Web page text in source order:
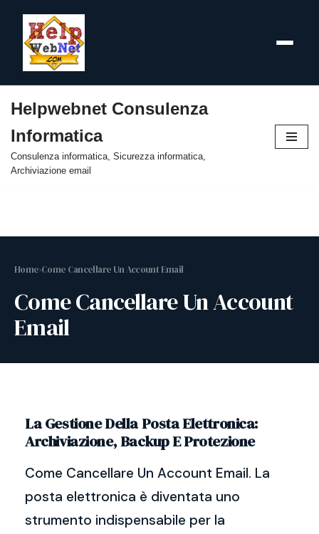
al
contenuto
Helpwebnet Consulenza
Informatica
Consulenza informatica, Sicurezza informatica,
Archiviazione email
Home›Come Cancellare Un Account Email
Come Cancellare Un Account
Email
La Gestione Della Posta Elettronica:
Archiviazione, Backup E Protezione
Come Cancellare Un Account Email. La
posta elettronica è diventata uno
strumento indispensabile per la